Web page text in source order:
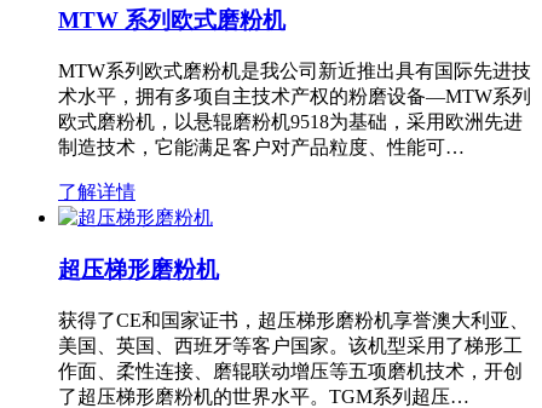
MTW 系列欧式磨粉机
MTW系列欧式磨粉机是我公司新近推出具有国际先进技
术水平，拥有多项自主技术产权的粉磨设备—MTW系列
欧式磨粉机，以悬辊磨粉机9518为基础，采用欧洲先进
制造技术，它能满足客户对产品粒度、性能可…
了解详情
超压梯形磨粉机
获得了CE和国家证书，超压梯形磨粉机享誉澳大利亚、
美国、英国、西班牙等客户国家。该机型采用了梯形工
作面、柔性连接、磨辊联动增压等五项磨机技术，开创
了超压梯形磨粉机的世界水平。TGM系列超压…